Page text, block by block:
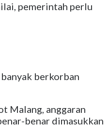
pemerintah perlu
berkorban
Malang, anggaran
benar dimasukkan